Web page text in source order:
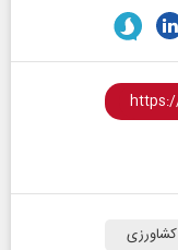
کشاورزی